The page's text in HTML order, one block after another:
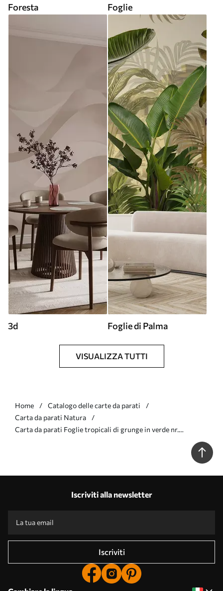
Foresta Foglie
3d Foglie di Palma
VISUALIZZA TUTTI
Home
Catalogo delle carte da parati
Carta da parati Natura
Carta da parati Foglie tropicali di grunge in verde nr.
Iscriviti alla newsletter
Iscriviti